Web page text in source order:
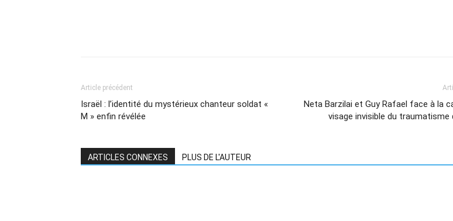
Article précédent
Israël : l’identité du mystérieux chanteur soldat «
M » enfin révélée
Neta Barzilai et Guy Rafael face à la
visage invisible du traumatisme
ARTICLES CONNEXES PLUS DE L'AUTEUR